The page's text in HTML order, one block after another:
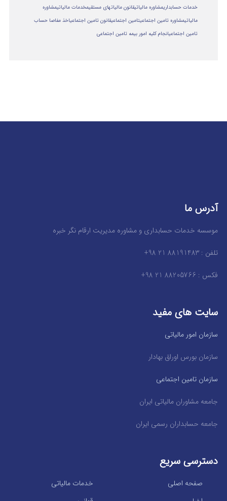
خدمات حسابداریمشاوره مالیاتیقانون مالیاتهای مستقیمخدمات مالیاتیمشاوره
مالياتيمشاوره تامین اجتماعیتامین اجتماعیقانون تامین اجتماعیاخذ مفاصا حساب
تامین اجتماعیانجام کلیه امور بیمه تامین اجتماعی
آدرس ما
موسسه خدمات حسابداری و مشاوره مدیریت ارقام نگر خبره
تلفن : 88191483 21 98+
فکس : 88205766 21 98+
سایت های مفید
سازمان امور مالیاتی
سازمان بورس اوراق بهادار
سازمان تامین اجتماعی
جامعه مشاوران مالیاتی ایران
جامعه حسابداران رسمی ایران
دسترسی سریع
خدمات مالیاتی
صفحه اصلی